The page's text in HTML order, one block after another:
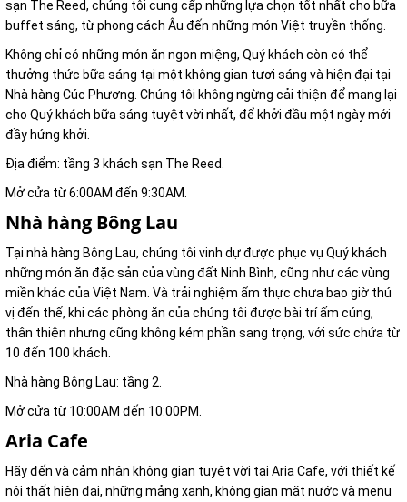
sạn The Reed, chúng tôi cung cấp những lựa chọn tốt nhất cho bữa
buffet sáng, từ phong cách Âu đến những món Việt truyền thống.
Không chỉ có những món ăn ngon miệng, Quý khách còn có thể
thưởng thức bữa sáng tại một không gian tươi sáng và hiện đại tại
Nhà hàng Cúc Phương. Chúng tôi không ngừng cải thiện để mang lại
cho Quý khách bữa sáng tuyệt vời nhất, để khởi đầu một ngày mới
đầy hứng khởi.
Địa điểm: tầng 3 khách sạn The Reed.
Mở cửa từ 6:00AM đến 9:30AM.
Nhà hàng Bông Lau
Tại nhà hàng Bông Lau, chúng tôi vinh dự được phục vụ Quý khách
những món ăn đặc sản của vùng đất Ninh Bình, cũng như các vùng
miền khác của Việt Nam. Và trải nghiệm ẩm thực chưa bao giờ thú
vị đến thế, khi các phòng ăn của chúng tôi được bài trí ấm cúng,
thân thiện nhưng cũng không kém phần sang trọng, với sức chứa từ
10 đến 100 khách.
Nhà hàng Bông Lau: tầng 2.
Mở cửa từ 10:00AM đến 10:00PM.
Aria Cafe
Hãy đến và cảm nhận không gian tuyệt vời tại Aria Cafe, với thiết kế
nội thất hiện đại, những mảng xanh, không gian mặt nước và menu